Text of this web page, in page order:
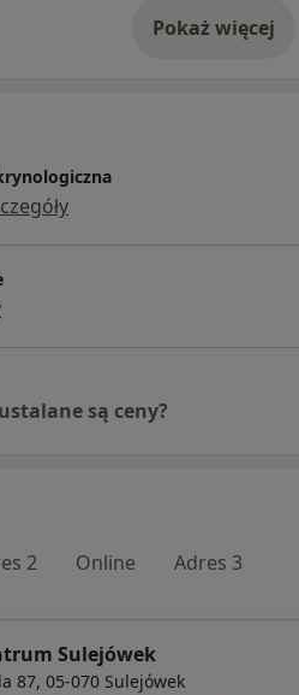
Pokaż więcej
o
są ceny?
2 Online Adres 3
Sulejówek
87, 05-070 Sulejówek